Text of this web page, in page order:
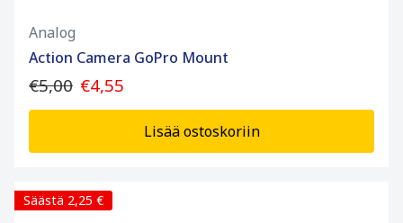
Analog
Action Camera GoPro Mount
€5,00 €4,55
Lisää ostoskoriin
Säästä 2,25 €